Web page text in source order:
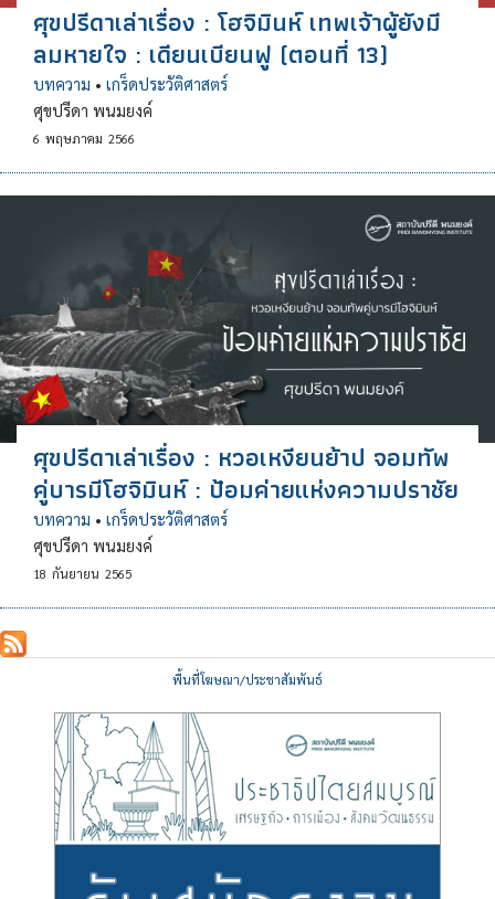
ศุขปรีดาเล่าเรื่อง : โฮจิมินห์ เทพเจ้าผู้ยังมี
ลมหายใจ : เดียนเบียนฟู (ตอนที่ 13)
บทความ • เกร็ดประวัติศาสตร์
ศุขปรีดา พนมยงค์
6 พฤษภาคม 2566
ศุขปรีดาเล่าเรื่อง : หวอเหงียนย้าป จอมทัพ
คู่บารมีโฮจิมินห์ : ป้อมค่ายแห่งความปราชัย
บทความ • เกร็ดประวัติศาสตร์
ศุขปรีดา พนมยงค์
18 กันยายน 2565
พื้นที่โฆษณา/ประชาสัมพันธ์